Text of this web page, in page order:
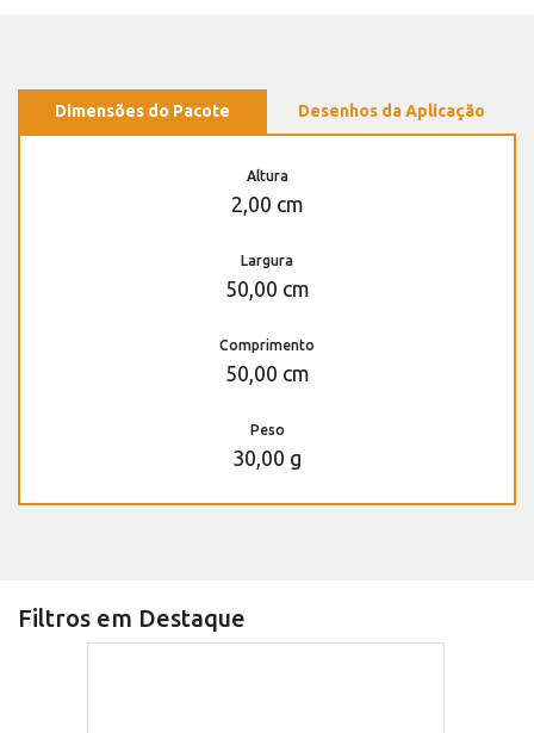
Dimensões do Pacote Desenhos da Aplicação
Altura
2,00 cm
Largura
50,00 cm
Comprimento
50,00 cm
Peso
30,00 g
Filtros em Destaque